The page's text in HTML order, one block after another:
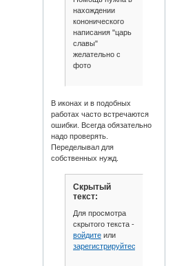
нахождении
кононического
написания "царь
славы"
желательно с
фото
В иконах и в подобных
работах часто встречаются
ошибки. Всегда обязательно
надо проверять.
Переделывал для
собственных нужд.
Скрытый
текст:
Для просмотра
скрытого текста -
войдитеили
зарегистрируйтесь